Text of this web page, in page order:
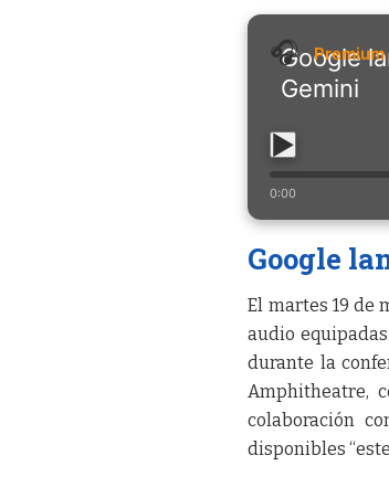
Google
Gemini
0:00
Google
El martes 19 de
audio
durante la
Amphitheatre,
colaboración
disponibles